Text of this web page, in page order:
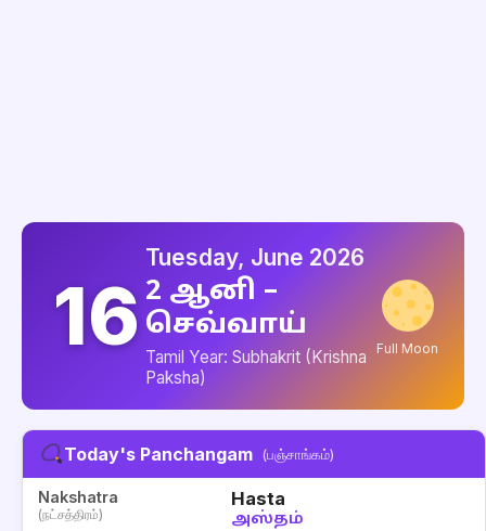
16
Tuesday, June 2026
2 ஆனி –
செவ்வாய்
Tamil Year: Subhakrit (Krishna
Paksha)
Full Moon
Today's Panchangam (பஞ்சாங்கம்)
Nakshatra
(நட்சத்திரம்)
Hasta
அஸ்தம்